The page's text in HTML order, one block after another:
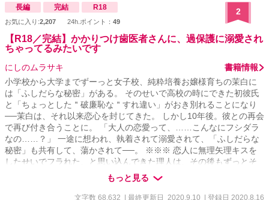
長編 完結 R18
お気に入り:2,207 24h.ポイント： 49
2
【R18／完結】かかりつけ歯医者さんに、過保護に溺愛され
ちゃってるみたいです
にしのムラサキ
書籍情報
小学校から大学までずーっと女子校、純粋培養お嬢様育ちの茉白に
は「ふしだらな秘密」がある。 そのせいで高校の時にできた初彼氏
と「ちょっとした＂破廉恥な＂すれ違い」がおき別れることになり
──茉白は、それ以来恋心を封じてきた。 しかし10年後。彼との再会
で再び付き合うことに。 「大人の恋愛って、……こんなにフシダラ
なの……？」 一途に想われ、執着されて溺愛されて、「ふしだらな
秘密」も共有して、蕩かされて──。 ※※※ 恋人に無理矢理キスを
したせいでフラれた、と思い込んできた理人は、その後もずっとそ
の恋人、茉白のことを忘れられずにいた。 しかし再会の後、誤解が
解けたふたりは再び交際することに。 ところが純粋培養お嬢様育
ち、茉白はなんだか無意識に身の回りの男性から好意を向けられて
もっと見る
文字数 68,632 | 最終更新日 2020.9.10 | 登録日 2020.8.16